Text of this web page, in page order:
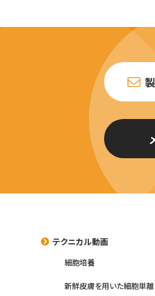
テクニカル動画
細胞培養
新鮮皮膚を用いた細胞単離